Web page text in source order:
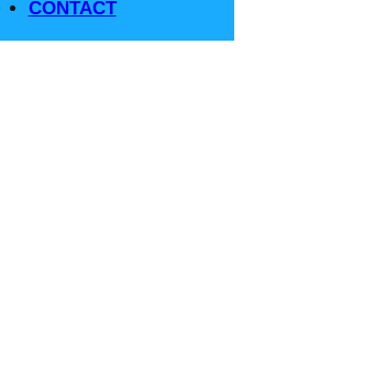
CONTACT